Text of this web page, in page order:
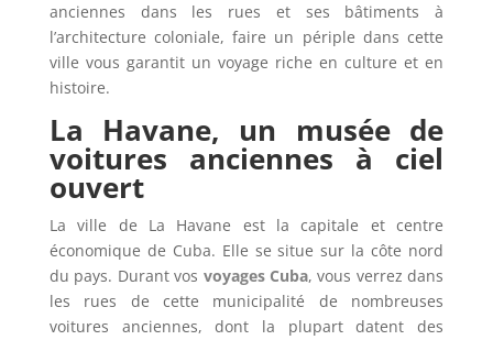
anciennes dans les rues et ses bâtiments à
l’architecture coloniale, faire un périple dans cette
ville vous garantit un voyage riche en culture et en
histoire.
La Havane, un musée de
voitures anciennes à ciel
ouvert
La ville de La Havane est la capitale et centre
économique de Cuba. Elle se situe sur la côte nord
du pays. Durant vos voyages Cuba, vous verrez dans
les rues de cette municipalité de nombreuses
voitures anciennes, dont la plupart datent des